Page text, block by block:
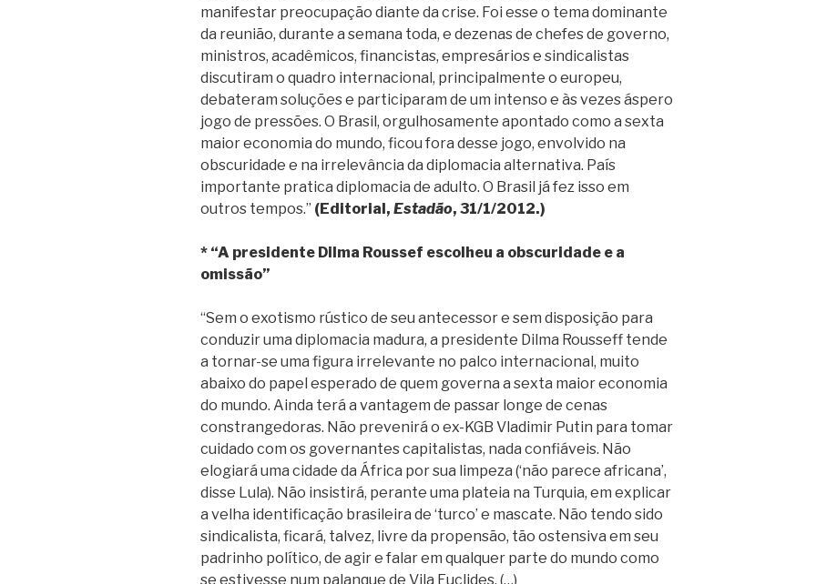
manifestar preocupação diante da crise. Foi esse o tema dominante
da reunião, durante a semana toda, e dezenas de chefes de governo,
ministros, acadêmicos, financistas, empresários e sindicalistas
discutiram o quadro internacional, principalmente o europeu,
debateram soluções e participaram de um intenso e às vezes áspero
jogo de pressões. O Brasil, orgulhosamente apontado como a sexta
maior economia do mundo, ficou fora desse jogo, envolvido na
obscuridade e na irrelevância da diplomacia alternativa. País
importante pratica diplomacia de adulto. O Brasil já fez isso em
outros tempos.” (Editorial, Estadão, 31/1/2012.)
* “A presidente Dilma Roussef escolheu a obscuridade e a
omissão”
“Sem o exotismo rústico de seu antecessor e sem disposição para
conduzir uma diplomacia madura, a presidente Dilma Rousseff tende
a tornar-se uma figura irrelevante no palco internacional, muito
abaixo do papel esperado de quem governa a sexta maior economia
do mundo. Ainda terá a vantagem de passar longe de cenas
constrangedoras. Não prevenirá o ex-KGB Vladimir Putin para tomar
cuidado com os governantes capitalistas, nada confiáveis. Não
elogiará uma cidade da África por sua limpeza (‘não parece africana’,
disse Lula). Não insistirá, perante uma plateia na Turquia, em explicar
a velha identificação brasileira de ‘turco’ e mascate. Não tendo sido
sindicalista, ficará, talvez, livre da propensão, tão ostensiva em seu
padrinho político, de agir e falar em qualquer parte do mundo como
se estivesse num palanque de Vila Euclides. (…)